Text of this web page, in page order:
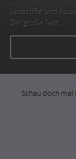
Lesestifte und
Der große Test.
Schau doch